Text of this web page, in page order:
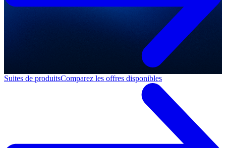
Suites de produitsComparez les offres disponibles